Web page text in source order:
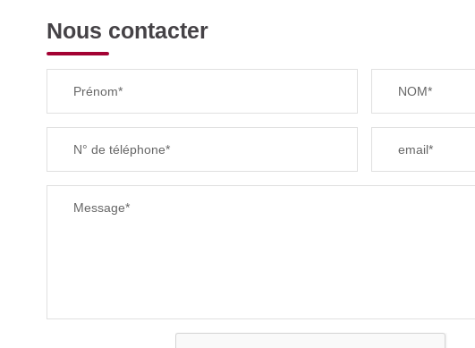
Nous contacter
Prénom* NOM*
N° de téléphone* email*
Message*